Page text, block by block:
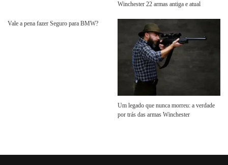
Winchester 22 armas antiga e atual
Vale a pena fazer Seguro para BMW?
Um legado que nunca morreu: a verdade
por trás das armas Winchester